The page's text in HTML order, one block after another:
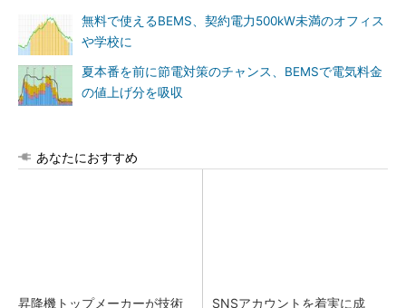
無料で使えるBEMS、契約電力500kW未満のオフィス
や学校に
夏本番を前に節電対策のチャンス、BEMSで電気料金
の値上げ分を吸収
あなたにおすすめ
昇降機トップメーカーが技術
SNSアカウントを着実に成